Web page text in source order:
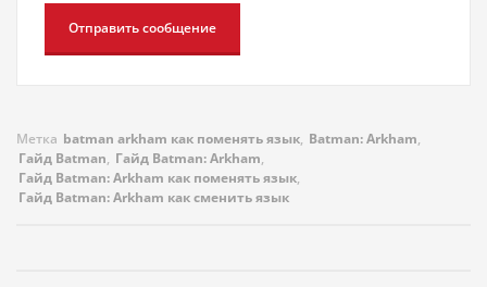
Метка batman arkham как поменять язык, Batman: Arkham,
Гайд Batman, Гайд Batman: Arkham,
Гайд Batman: Arkham как поменять язык,
Гайд Batman: Arkham как сменить язык